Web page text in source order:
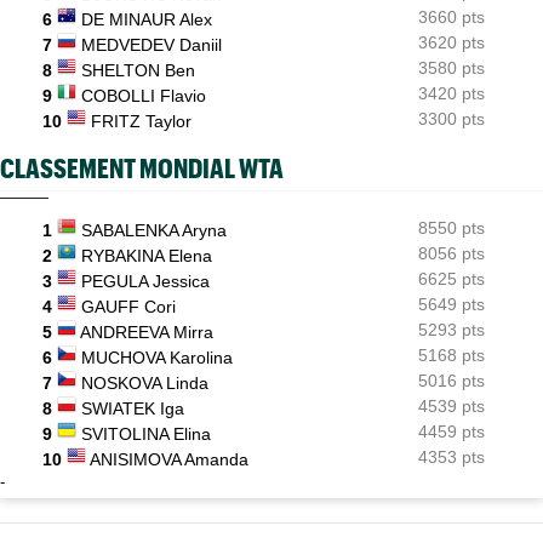
6
DE MINAUR Alex
3660 pts
7
MEDVEDEV Daniil
3620 pts
8
SHELTON Ben
3580 pts
9
COBOLLI Flavio
3420 pts
10
FRITZ Taylor 3300 pts
CLASSEMENT MONDIAL WTA
1 SABALENKA Aryna
8550 pts
2
RYBAKINA Elena
8056 pts
3
PEGULA Jessica
6625 pts
4
GAUFF Cori
5649 pts
5
ANDREEVA Mirra
5293 pts
6
MUCHOVA Karolina
5168 pts
7
NOSKOVA Linda
5016 pts
8
SWIATEK Iga
4539 pts
9
SVITOLINA Elina
4459 pts
10
ANISIMOVA Amanda 4353 pts
-